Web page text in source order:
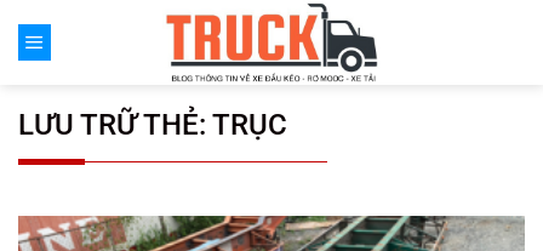
đến
LƯU TRỮ THẺ: TRỤC